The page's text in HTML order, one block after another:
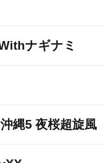
ナギナミ
縄5 夜桜超旋風